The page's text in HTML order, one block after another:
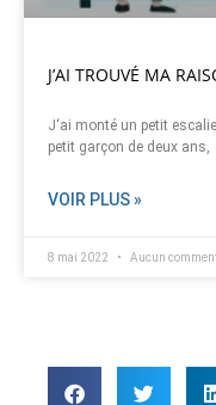
J’AI TROUVÉ MA
J‘ai monté un petit
petit garçon de deux ans,
VOIR PLUS »
8 mai 2022 Aucun